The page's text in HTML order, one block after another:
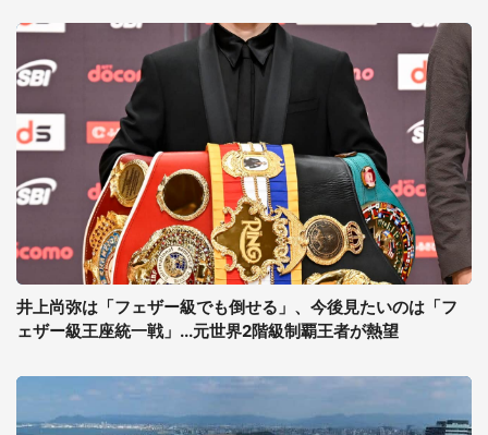
井上尚弥は「フェザー級でも倒せる」、今後見たいのは「フ
ェザー級王座統一戦」...元世界2階級制覇王者が熱望